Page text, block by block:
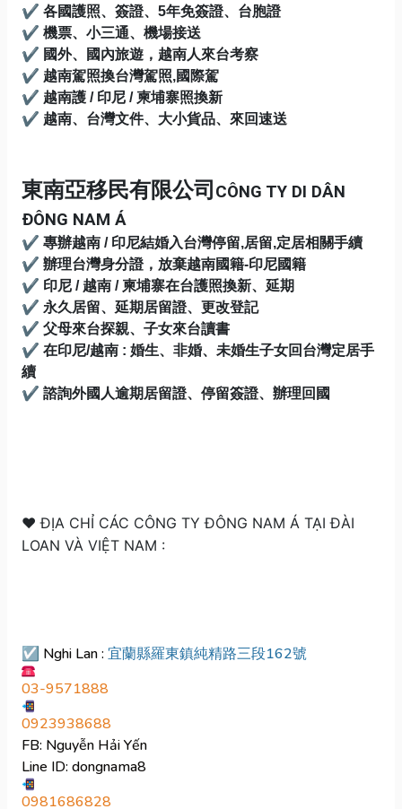
✔ 各國護照、 簽證、 5年免簽證、 台胞證
✔ 機票、 小三通、 機場接送
✔ 國外、 國內旅遊，越南人來台考察
✔ 越南駕照換台灣駕照,國際駕
✔ 越南護 / 印尼 / 柬埔寨照換新
✔ 越南、 台灣文件、 大小貨品、 來回速送
東南亞移民有限公司 CÔNG TY DI DÂN
ĐÔNG NAM Á
✔ 專辦越南 / 印尼結婚入台灣停留,居留,定居相關手續
✔ 辦理台灣身分證，放棄越南國籍-印尼國籍
✔ 印尼 / 越南 / 柬埔寨在台護照換新、 延期
✔ 永久居留、延期居留證、更改登記
✔ 父母來台探親、子女來台讀書
✔ 在印尼/越南 : 婚生、非婚、未婚生子女回台灣定居手
續
✔ 諮詢外國人逾期居留證、停留簽證、辦理回國
❤ ĐỊA CHỈ CÁC CÔNG TY ĐÔNG NAM Á TẠI ĐÀI
LOAN VÀ VIỆT NAM :
☑ Nghi Lan : 宜蘭縣羅東鎮純精路三段162號
03-9571888
0923938688
FB: Nguyễn Hải Yến
Line ID: dongnama8
0981686828